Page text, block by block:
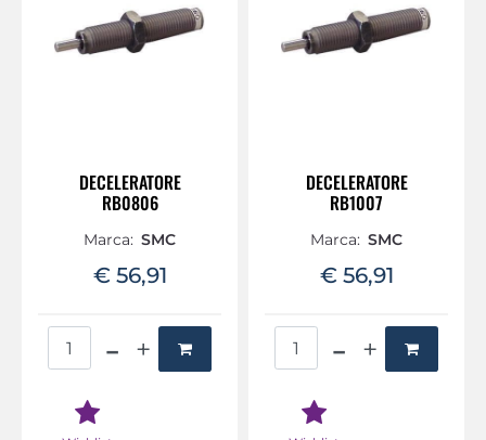
DECELERATORE
RB0806
Marca: SMC
€ 56,91
DECELERATORE
RB1007
Marca: SMC
€ 56,91